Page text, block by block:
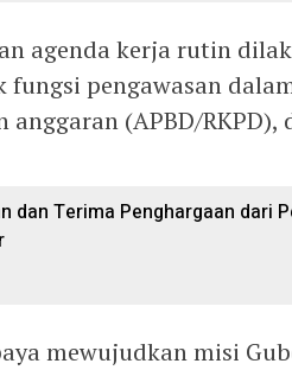
agenda kerja rutin
fungsi pengawasan
(APBD/RKPD),
dan Terima Penghargaan dari
mewujudkan misi